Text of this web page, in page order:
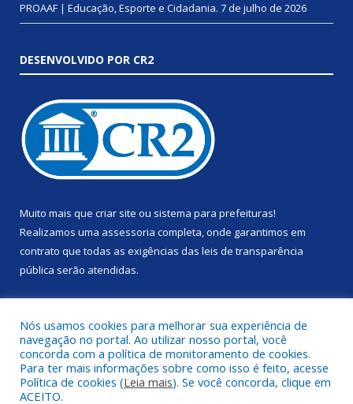
PROAAF | Educação, Esporte e Cidadania. 7 de julho de 2026
DESENVOLVIDO POR CR2
Muito mais que criar site ou sistema para prefeituras!
Realizamos uma assessoria completa, onde garantimos em
contrato que todas as exigências das leis de transparência
pública serão atendidas.
Todos os direitos reservados a Prefeitura Municipal de Anapu.
Nós usamos cookies para melhorar sua experiência de
navegação no portal. Ao utilizar nosso portal, você
concorda com a política de monitoramento de cookies.
Para ter mais informações sobre como isso é feito, acesse
Política de cookies (Leia mais). Se você concorda, clique em
ACEITO.